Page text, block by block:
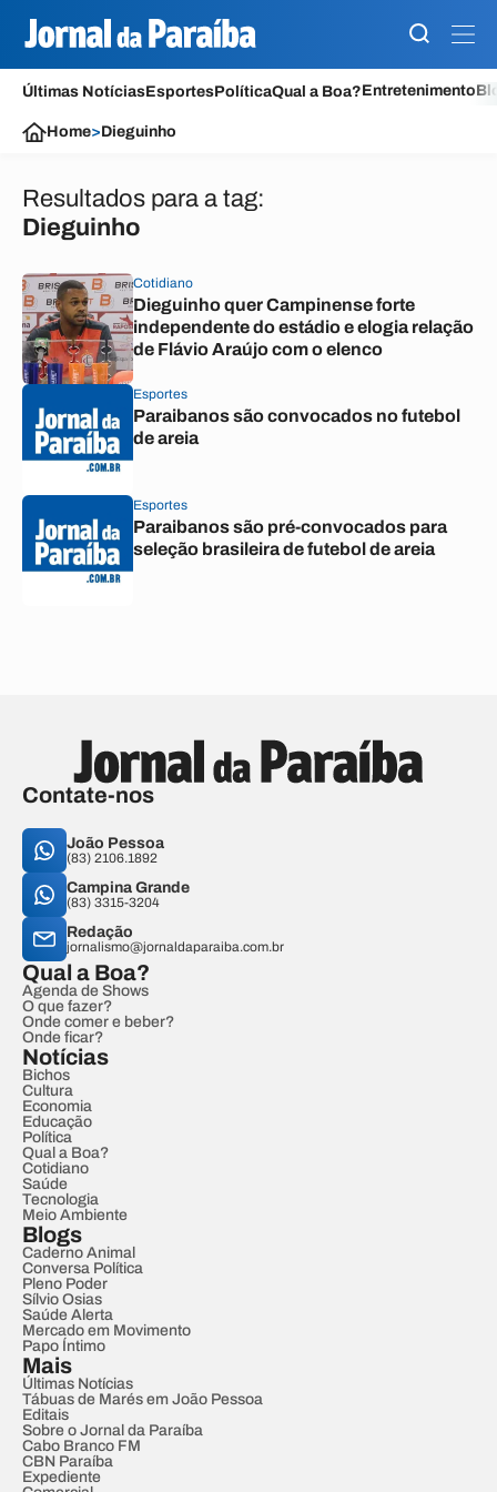
Últimas NotíciasEsportesPolíticaQual a Boa?Entretenimento
Home>Dieguinho
Resultados para a tag:
Dieguinho
Cotidiano
Dieguinho quer Campinense forte
independente do estádio e elogia relação
de Flávio Araújo com o elenco
Esportes
Paraibanos são convocados no futebol
de areia
Esportes
Paraibanos são pré-convocados para
seleção brasileira de futebol de areia
Contate-nos
João Pessoa
(83) 2106.1892
Campina Grande
(83) 3315-3204
Redação
jornalismo@jornaldaparaiba.com.br
Qual a Boa?
Agenda de Shows
O que fazer?
Onde comer e beber?
Onde ficar?
Notícias
Bichos
Cultura
Economia
Educação
Política
Qual a Boa?
Cotidiano
Saúde
Tecnologia
Meio Ambiente
Blogs
Caderno Animal
Conversa Política
Pleno Poder
Sílvio Osias
Saúde Alerta
Mercado em Movimento
Papo Íntimo
Mais
Últimas Notícias
Tábuas de Marés em João Pessoa
Editais
Sobre o Jornal da Paraíba
Cabo Branco FM
CBN Paraíba
Expediente